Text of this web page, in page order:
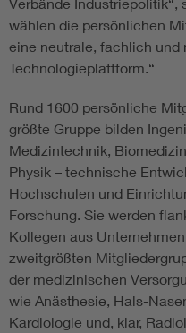
wählen die persönlichen
eine neutrale, fachlich und
Technologieplattform.“
Rund 1600 persönliche
größte Gruppe bilden
Medizintechnik,
Physik – technische
Hochschulen und
Forschung. Sie werden
Kollegen aus
zweitgrößten
der medizinischen
wie Anästhesie, Hals-
Kardiologie und, klar,